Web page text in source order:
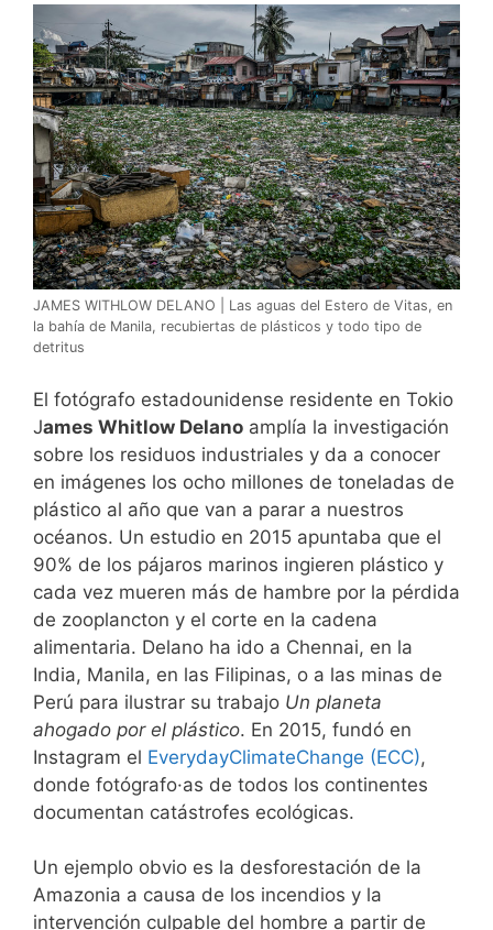
JAMES WITHLOW DELANO | Las aguas del Estero de Vitas, en
la bahía de Manila, recubiertas de plásticos y todo tipo de
detritus
El fotógrafo estadounidense residente en Tokio
James Whitlow Delano amplía la investigación
sobre los residuos industriales y da a conocer
en imágenes los ocho millones de toneladas de
plástico al año que van a parar a nuestros
océanos. Un estudio en 2015 apuntaba que el
90% de los pájaros marinos ingieren plástico y
cada vez mueren más de hambre por la pérdida
de zooplancton y el corte en la cadena
alimentaria. Delano ha ido a Chennai, en la
India, Manila, en las Filipinas, o a las minas de
Perú para ilustrar su trabajo Un planeta
ahogado por el plástico. En 2015, fundó en
Instagram el EverydayClimateChange (ECC),
donde fotógrafo·as de todos los continentes
documentan catástrofes ecológicas.
Un ejemplo obvio es la desforestación de la
Amazonia a causa de los incendios y la
intervención culpable del hombre a partir de